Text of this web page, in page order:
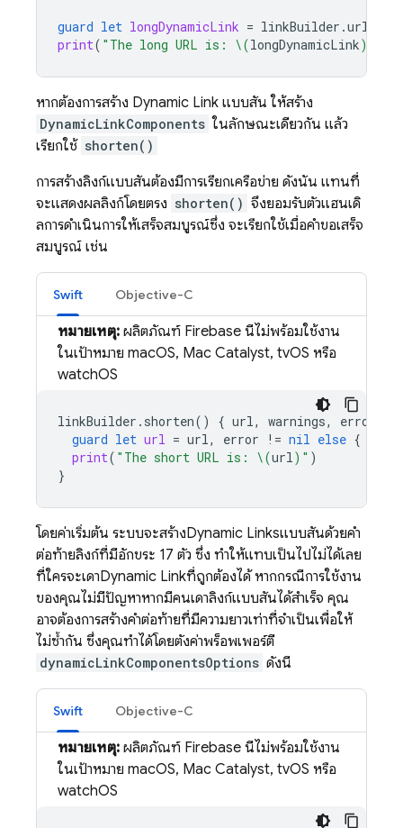
guard let longDynamicLink = linkBuilder .url
print( "The long URL is: \(longDynamicLink)
หากต้องการสร้าง Dynamic Link แบบสั้น ให้สร้าง
DynamicLinkComponents ในลักษณะเดียวกัน แล้ว
เรียกใช้ shorten()
การสร้างลิงก์แบบสั้นต้องมีการเรียกเครือข่าย ดังนั้น แทนที่
จะแสดงผลลิงก์โดยตรง shorten() จึงยอมรับตัวแฮนเดิ
ลการดำเนินการให้เสร็จสมบูรณ์ซึ่ง จะเรียกใช้เมื่อคำขอเสร็จ
สมบูรณ์ เช่น
Swift Objective-C
หมายเหตุ: ผลิตภัณฑ์ Firebase นี้ไม่พร้อมใช้งาน
ในเป้าหมาย macOS, Mac Catalyst, tvOS หรือ
watchOS
linkBuilder . shorten() { url, warnings, error
guard let url = url, error != nil else {
print( "The short URL is: \(url) " )
}
โดยค่าเริ่มต้น ระบบจะสร้างDynamic Linksแบบสั้นด้วยคำ
ต่อท้ายลิงก์ที่มีอักขระ 17 ตัว ซึ่ง ทำให้แทบเป็นไปไม่ได้เลย
ที่ใครจะเดาDynamic Linkที่ถูกต้องได้ หากกรณีการใช้งาน
ของคุณไม่มีปัญหาหากมีคนเดาลิงก์แบบสั้นได้สำเร็จ คุณ
อาจต้องการสร้างคำต่อท้ายที่มีความยาวเท่าที่จำเป็นเพื่อให้
ไม่ซ้ำกัน ซึ่งคุณทำได้โดยตั้งค่าพร็อพเพอร์ตี้
dynamicLinkComponentsOptions ดังนี้
Swift Objective-C
หมายเหตุ: ผลิตภัณฑ์ Firebase นี้ไม่พร้อมใช้งาน
ในเป้าหมาย macOS, Mac Catalyst, tvOS หรือ
watchOS